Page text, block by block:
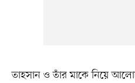
তাহসান ও তাঁর মাকে নিয়ে